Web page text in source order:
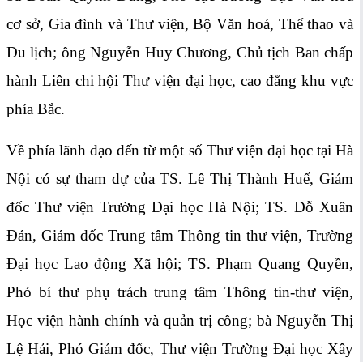
cơ sở, Gia đình và Thư viện, Bộ Văn hoá, Thể thao và
Du lịch; ông Nguyễn Huy Chương, Chủ tịch Ban chấp
hành Liên chi hội Thư viện đại học, cao đẳng khu vực
phía Bắc.
Về phía lãnh đạo đến từ một số Thư viện đại học tại Hà
Nội có sự tham dự của TS. Lê Thị Thành Huế, Giám
đốc Thư viện Trường Đại học Hà Nội; TS. Đỗ Xuân
Đán, Giám đốc Trung tâm Thông tin thư viện, Trường
Đại học Lao động Xã hội; TS. Phạm Quang Quyền,
Phó bí thư phụ trách trung tâm Thông tin-thư viện,
Học viện hành chính và quản trị công; bà Nguyễn Thị
Lệ Hải, Phó Giám đốc, Thư viện Trường Đại học Xây